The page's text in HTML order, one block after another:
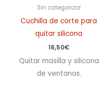
Sin categorizar
Cuchilla de corte para
quitar silicona
16,50€
Quitar masilla y silicona
de ventanas.